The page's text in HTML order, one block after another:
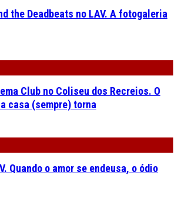
the Deadbeats no LAV. A fotogaleria
Club no Coliseu dos Recreios. O
casa (sempre) torna
Quando o amor se endeusa, o ódio